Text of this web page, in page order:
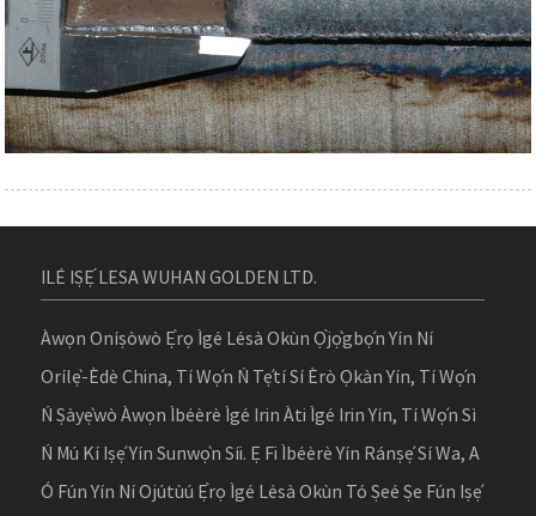
ILÉ IṢẸ́ LESA WUHAN GOLDEN LTD.
Àwọn Oníṣòwò Ẹ̀rọ Ìgé Lésà Okùn Ọ̀jọ̀gbọ́n Yín Ní
Orílẹ̀-Èdè China, Tí Wọ́n Ń Tẹ́tí Sí Èrò Ọkàn Yín, Tí Wọ́n
Ń Ṣàyẹ̀wò Àwọn Ìbéèrè Ìgé Irin Àti Ìgé Irin Yín, Tí Wọ́n Sì
Ń Mú Kí Iṣẹ́ Yín Sunwọ̀n Síi. Ẹ Fi Ìbéèrè Yín Ránṣẹ́ Sí Wa, A
Ó Fún Yín Ní Ojútùú Ẹ̀rọ Ìgé Lésà Okùn Tó Ṣeé Ṣe Fún Iṣẹ́